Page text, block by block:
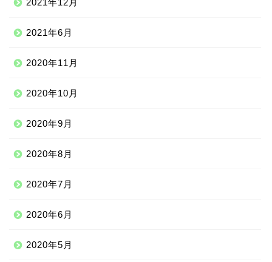
2021年12月
2021年6月
2020年11月
2020年10月
2020年9月
2020年8月
2020年7月
2020年6月
2020年5月